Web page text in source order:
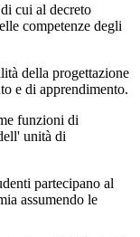
cui al decreto
competenze degli
della progettazione
e di apprendimento.
funzioni di
unità di
partecipano al
assumendo le